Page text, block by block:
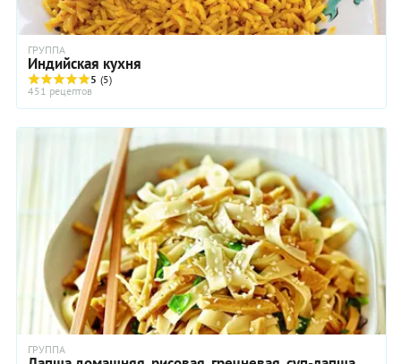
ГРУППА
Индийская кухня
5 (5)
451 рецептов
ГРУППА